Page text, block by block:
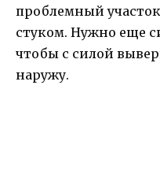
проблемный
стуком. Нужно еще
чтобы с силой
наружу.